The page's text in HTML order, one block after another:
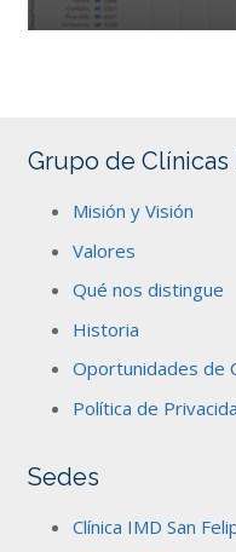
Grupo de Clínicas
Misión y Visión
Valores
Qué nos distingue
Historia
Oportunidades de
Política de
Sedes
Clínica IMD San